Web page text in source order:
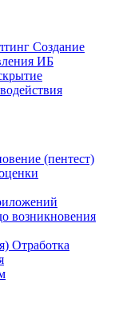
Создание
ИБ
(пентест)
возникновения
Отработка